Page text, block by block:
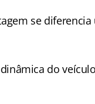
se diferencia
do